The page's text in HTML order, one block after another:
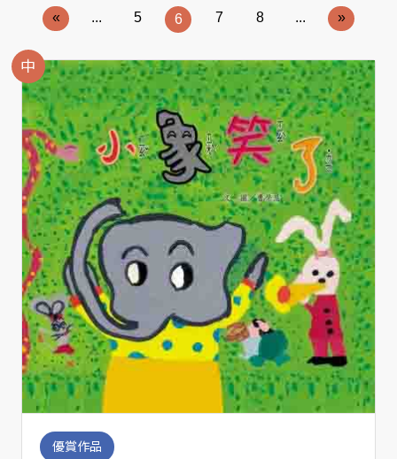
« ... 5 6 7 8 ... »
中
優賞作品